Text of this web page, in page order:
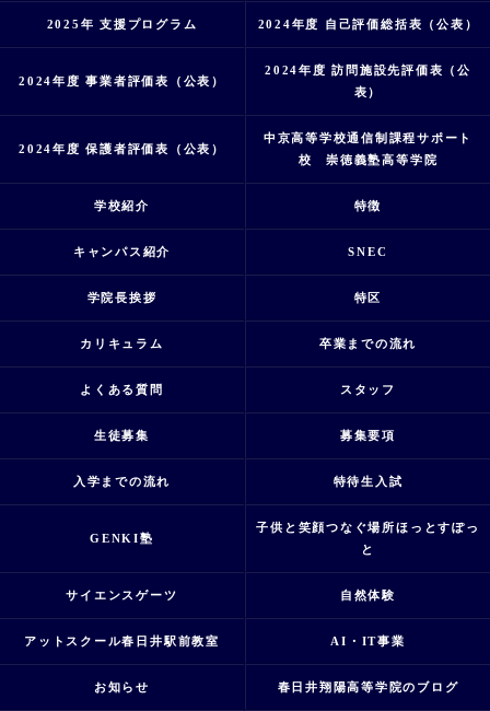
2025年 支援プログラム 2024年度 自己評価総括表（公表）
2024年度 事業者評価表（公表）
2024年度 訪問施設先評価表（公
表）
2024年度 保護者評価表（公表）
中京高等学校通信制課程サポート
校 崇徳義塾高等学院
学校紹介 特徴
キャンパス紹介 SNEC
学院長挨拶 特区
カリキュラム 卒業までの流れ
よくある質問 スタッフ
生徒募集 募集要項
入学までの流れ 特待生入試
GENKI塾
子供と笑顔つなぐ場所ほっとすぽっ
と
サイエンスゲーツ 自然体験
アットスクール春日井駅前教室 AI・IT事業
お知らせ 春日井翔陽高等学院のブログ